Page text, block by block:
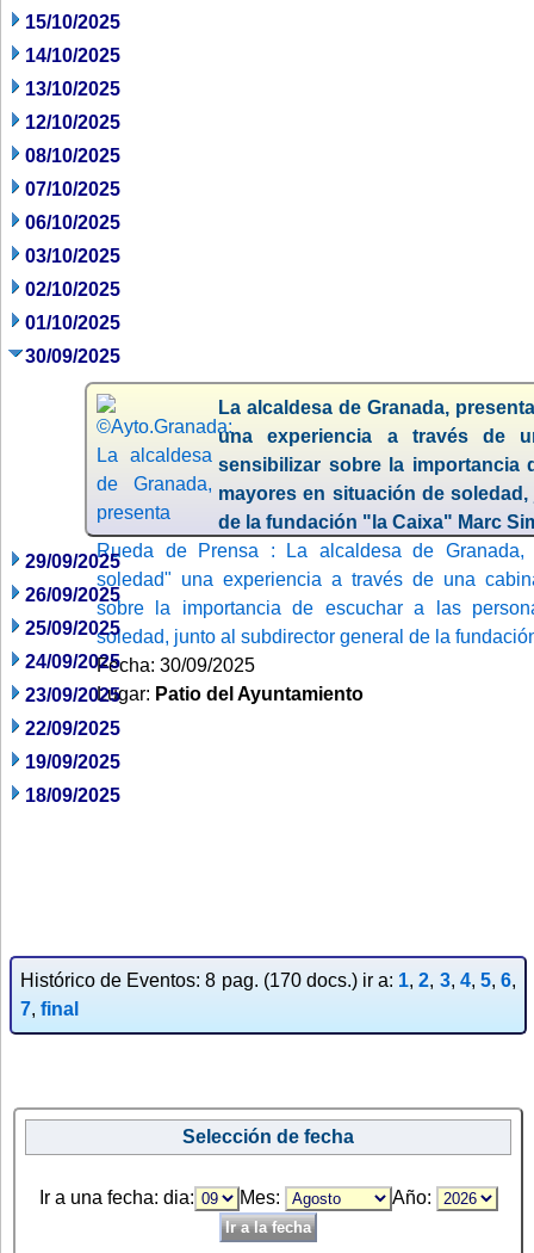
15/10/2025
14/10/2025
13/10/2025
12/10/2025
08/10/2025
07/10/2025
06/10/2025
03/10/2025
02/10/2025
01/10/2025
30/09/2025
La alcaldesa de Granada,
una experiencia a través de
sensibilizar sobre la importancia
mayores en situación de
de la fundación "la Caixa" Marc
Rueda de Prensa : La alcaldesa de
soledad" una experiencia a través de una
sobre la importancia de escuchar a las
soledad, junto al subdirector general de la
Fecha: 30/09/2025
Lugar: Patio del Ayuntamiento
29/09/2025
26/09/2025
25/09/2025
24/09/2025
23/09/2025
22/09/2025
19/09/2025
18/09/2025
Histórico de Eventos: 8 pag. (170 docs.) ir a: 1,2, 3, 4, 5,6,
7, final
Selección de fecha
Ir a una fecha: dia: Mes: Año: